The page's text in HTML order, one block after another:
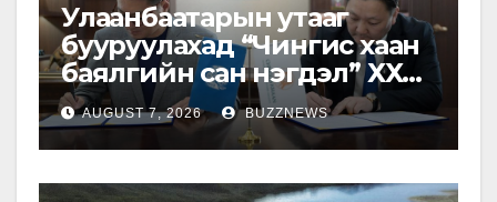
Улаанбаатарын утааг
бууруулахад “Чингис хаан
баялгийн сан нэгдэл” ХХК-
тай хамтарна
AUGUST 7, 2026 BUZZNEWS